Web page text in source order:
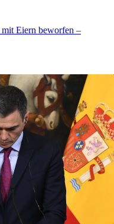
Eiern beworfen –